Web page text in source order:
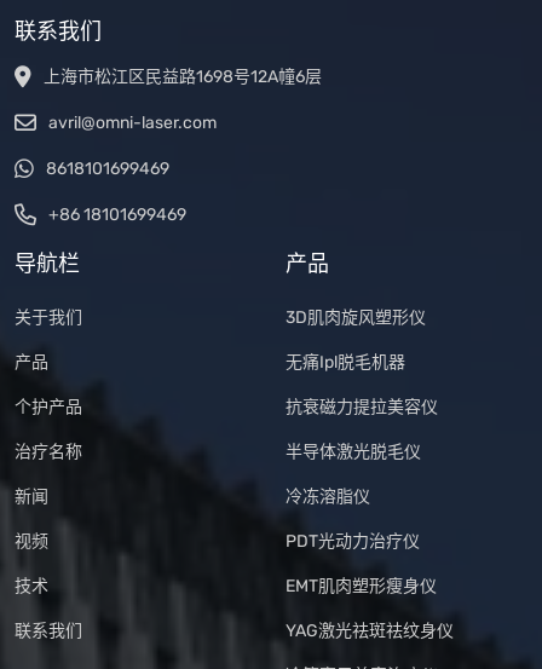
联系我们
上海市松江区民益路1698号12A幢6层
avril@omni-laser.com
8618101699469
+86 18101699469
导航栏
关于我们
产品
个护产品
治疗名称
新闻
视频
技术
联系我们
产品
3D肌肉旋风塑形仪
无痛Ipl脱毛机器
抗衰磁力提拉美容仪
半导体激光脱毛仪
冷冻溶脂仪
PDT光动力治疗仪
EMT肌肉塑形瘦身仪
YAG激光祛斑祛纹身仪